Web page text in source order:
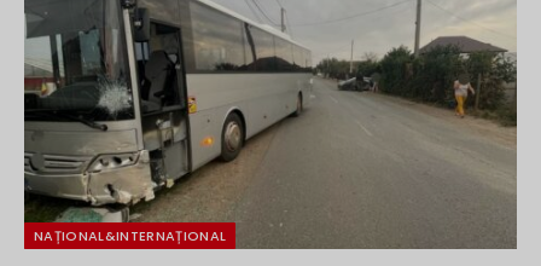
NAȚIONAL&INTERNAȚIONAL